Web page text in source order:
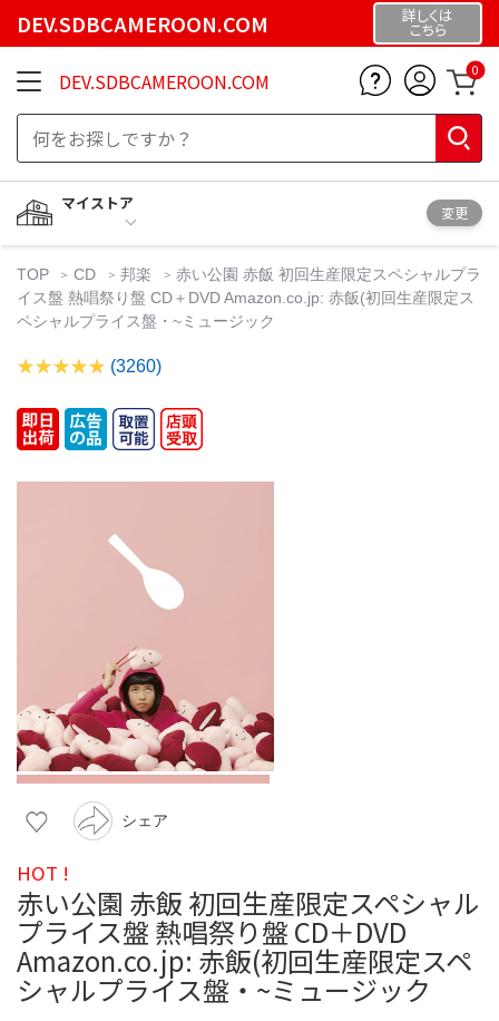
DEV.SDBCAMEROON.COM 詳しくは
こちら
DEV.SDBCAMEROON.COM 0
マイストア
変更
TOP CD 邦楽
赤い公園 赤飯 初回生産限定スペシャルプラ
イス盤 熱唱祭り盤 CD＋DVD Amazon.co.jp: 赤飯(初回生産限定ス
ペシャルプライス盤・~ミュージック
(3260)
シェア
HOT !
赤い公園 赤飯 初回生産限定スペシャル
プライス盤 熱唱祭り盤 CD＋DVD
Amazon.co.jp: 赤飯(初回生産限定スペ
シャルプライス盤・~ミュージック